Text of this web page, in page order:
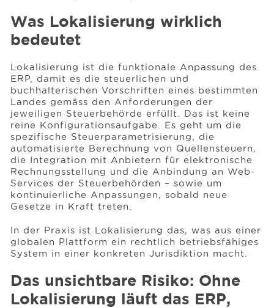
Was Lokalisierung wirklich
bedeutet
Lokalisierung ist die funktionale Anpassung des
ERP, damit es die steuerlichen und
buchhalterischen Vorschriften eines bestimmten
Landes gemäss den Anforderungen der
jeweiligen Steuerbehörde erfüllt. Das ist keine
reine Konfigurationsaufgabe. Es geht um die
spezifische Steuerparametrisierung, die
automatisierte Berechnung von Quellensteuern,
die Integration mit Anbietern für elektronische
Rechnungsstellung und die Anbindung an Web-
Services der Steuerbehörden – sowie um
kontinuierliche Anpassungen, sobald neue
Gesetze in Kraft treten.
In der Praxis ist Lokalisierung das, was aus einer
globalen Plattform ein rechtlich betriebsfähiges
System in einer konkreten Jurisdiktion macht.
Das unsichtbare Risiko: Ohne
Lokalisierung läuft das ERP,